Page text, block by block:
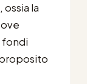
la
fondi